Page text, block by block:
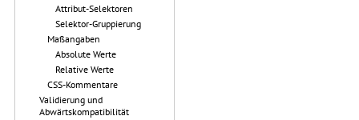
Attribut-Selektoren
Selektor-Gruppierung
Maßangaben
Absolute Werte
Relative Werte
CSS-Kommentare
Validierung und
Abwärtskompatibilität